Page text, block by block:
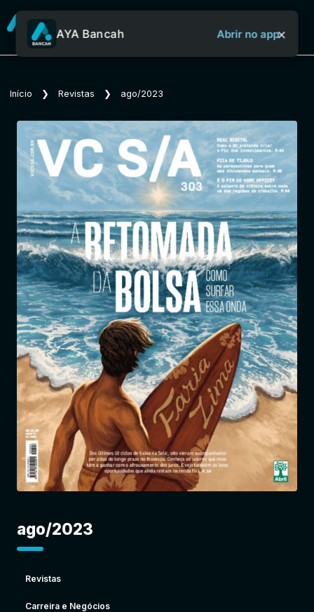
Sobre o Aya Bancah
Início
Revistas
Jornais
Notícias
Entrar
AYA Bancah Abrir no app×
Início ❯ Revistas ❯ ago/2023
ago/2023
Revistas
Carreira e Negócios